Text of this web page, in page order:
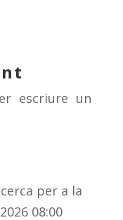
escriure un
per a la
08:00